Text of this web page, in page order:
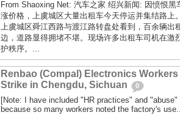
From Shaoxing Net: 汽车之家 绍兴新闻: 因愤恨黑
涨价格，上虞城区大量出租车今天停运并集结路上
上虞城区舜江西路与渡江路转盘处看到，百余辆出
边，道路显得拥堵不堪。现场许多出租车司机在激
护秩序。...
Renbao (Compal) Electronics Workers
Strike in Chengdu, Sichuan
0
[Note: I have included "HR practices" and
because so many workers noted the factory's